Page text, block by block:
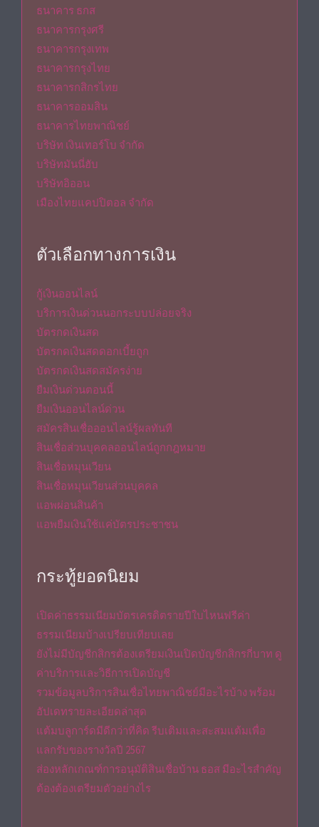
ธนาคาร ธกส
ธนาคารกรุงศรี
ธนาคารกรุงเทพ
ธนาคารกรุงไทย
ธนาคารกสิกรไทย
ธนาคารออมสิน
ธนาคารไทยพาณิชย์
บริษัท เงินเทอร์โบ จำกัด
บริษัทมันนี่ฮับ
บริษัทอิออน
เมืองไทยแคปปิตอล จำกัด
ตัวเลือกทางการเงิน
กู้เงินออนไลน์
บริการเงินด่วนนอกระบบปล่อยจริง
บัตรกดเงินสด
บัตรกดเงินสดดอกเบี้ยถูก
บัตรกดเงินสดสมัครง่าย
ยืมเงินด่วนตอนนี้
ยืมเงินออนไลน์ด่วน
สมัครสินเชื่อออนไลน์รู้ผลทันที
สินเชื่อส่วนบุคคลออนไลน์ถูกกฎหมาย
สินเชื่อหมุนเวียน
สินเชื่อหมุนเวียนส่วนบุคคล
แอพผ่อนสินค้า
แอพยืมเงินใช้แค่บัตรประชาชน
กระทู้ยอดนิยม
เปิดค่าธรรมเนียมบัตรเครดิตรายปีใบไหนฟรีค่า
ธรรมเนียมบ้างเปรียบเทียบเลย
ยังไม่มีบัญชีกสิกรต้องเตรียมเงินเปิดบัญชีกสิกรกี่บาท ดู
ค่าบริการและวิธีการเปิดบัญชี
รวมข้อมูลบริการสินเชื่อไทยพาณิชย์มีอะไรบ้าง พร้อม
อัปเดทรายละเอียดล่าสุด
แต้มบลูการ์ดมีดีกว่าที่คิด รีบเติมและสะสมแต้มเพื่อ
แลกรับของรางวัลปี 2567
ส่องหลักเกณฑ์การอนุมัติสินเชื่อบ้าน ธอส มีอะไรสำคัญ
ต้องต้องเตรียมตัวอย่างไร